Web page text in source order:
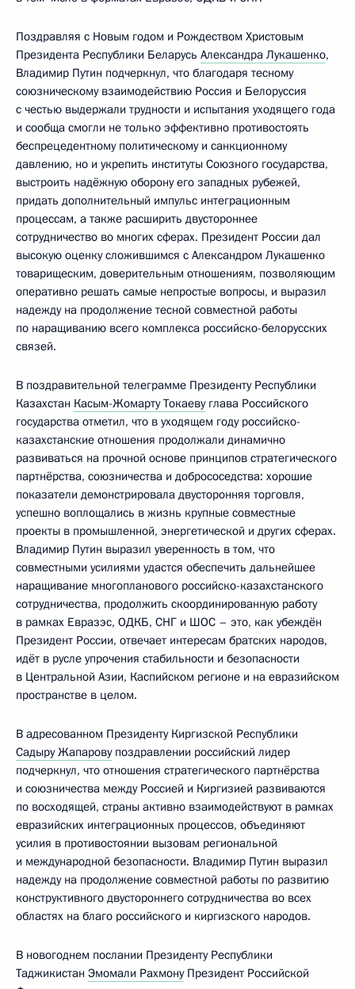
Поздравляя с Новым годом и Рождеством Христовым
Президента Республики Беларусь Александра Лукашенко,
Владимир Путин подчеркнул, что благодаря тесному
союзническому взаимодействию Россия и Белоруссия
с честью выдержали трудности и испытания уходящего года
и сообща смогли не только эффективно противостоять
беспрецедентному политическому и санкционному
давлению, но и укрепить институты Союзного государства,
выстроить надёжную оборону его западных рубежей,
придать дополнительный импульс интеграционным
процессам, а также расширить двустороннее
сотрудничество во многих сферах. Президент России дал
высокую оценку сложившимся с Александром Лукашенко
товарищеским, доверительным отношениям, позволяющим
оперативно решать самые непростые вопросы, и выразил
надежду на продолжение тесной совместной работы
по наращиванию всего комплекса российско-белорусских
связей.
В поздравительной телеграмме Президенту Республики
Казахстан Касым-Жомарту Токаевуглава Российского
государства отметил, что в уходящем году российско-
казахстанские отношения продолжали динамично
развиваться на прочной основе принципов стратегического
партнёрства, союзничества и добрососедства: хорошие
показатели демонстрировала двусторонняя торговля,
успешно воплощались в жизнь крупные совместные
проекты в промышленной, энергетической и других сферах.
Владимир Путин выразил уверенность в том, что
совместными усилиями удастся обеспечить дальнейшее
наращивание многопланового российско-казахстанского
сотрудничества, продолжить скоординированную работу
в рамках Евразэс, ОДКБ, СНГ и ШОС – это, как убеждён
Президент России, отвечает интересам братских народов,
идёт в русле упрочения стабильности и безопасности
в Центральной Азии, Каспийском регионе и на евразийском
пространстве в целом.
В адресованном Президенту Киргизской Республики
Садыру Жапаровупоздравлении российский лидер
подчеркнул, что отношения стратегического партнёрства
и союзничества между Россией и Киргизией развиваются
по восходящей, страны активно взаимодействуют в рамках
евразийских интеграционных процессов, объединяют
усилия в противостоянии вызовам региональной
и международной безопасности. Владимир Путин выразил
надежду на продолжение совместной работы по развитию
конструктивного двустороннего сотрудничества во всех
областях на благо российского и киргизского народов.
В новогоднем послании Президенту Республики
Таджикистан Эмомали РахмонуПрезидент Российской